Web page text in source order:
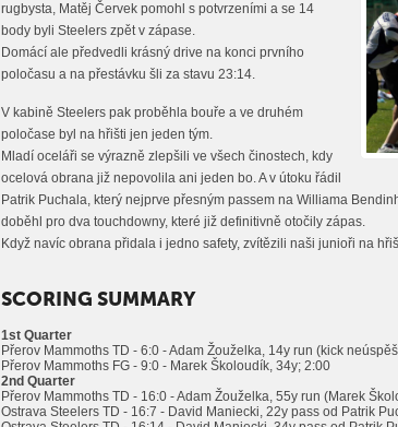
rugbysta, Matěj Červek pomohl s potvrzeními a se 14
body byli Steelers zpět v zápase.
Domácí ale předvedli krásný drive na konci prvního
poločasu a na přestávku šli za stavu 23:14.
V kabině Steelers pak proběhla bouře a ve druhém
poločase byl na hřišti jen jeden tým.
Mladí oceláři se výrazně zlepšili ve všech činostech, kdy
ocelová obrana již nepovolila ani jeden bo. A v útoku řádil
Patrik Puchala, který nejprve přesným passem na Williama
doběhl pro dva touchdowny, které již definitivně otočily zápas.
Když navíc obrana přidala i jedno safety, zvítězili naši junioři na
SCORING SUMMARY
1st Quarter
Přerov Mammoths TD - 6:0 - Adam Žouželka, 14y run (kick
Přerov Mammoths FG - 9:0 - Marek Školoudík, 34y; 2:00
2nd Quarter
Přerov Mammoths TD - 16:0 - Adam Žouželka, 55y run (Marek
Ostrava Steelers TD - 16:7 - David Maniecki, 22y pass od Patrik